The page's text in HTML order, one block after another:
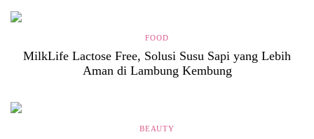
FOOD
MilkLife Lactose Free, Solusi Susu Sapi yang Lebih
Aman di Lambung Kembung
BEAUTY